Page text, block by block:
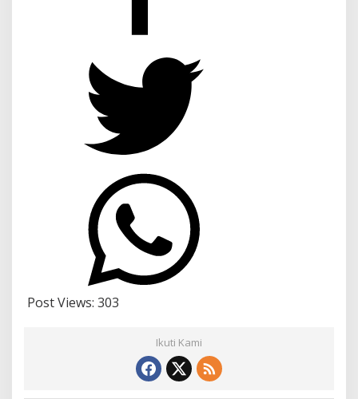
Post Views: 303
Ikuti Kami